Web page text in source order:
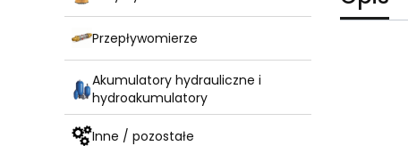
Przepływomierze
Akumulatory hydrauliczne i
hydroakumulatory
Inne / pozostałe